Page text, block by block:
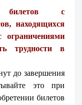
билетов с
находящихся
трудности в
до завершения
это при
билетов